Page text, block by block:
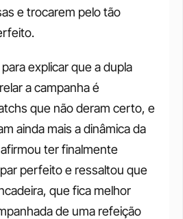
e trocarem pelo tão
explicar que a dupla
a campanha é
que não deram certo, e
ainda mais a dinâmica da
ter finalmente
perfeito e ressaltou que
que fica melhor
de uma refeição